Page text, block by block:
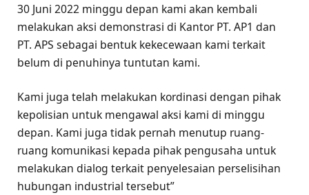
30 Juni 2022 minggu depan kami akan kembali
melakukan aksi demonstrasi di Kantor PT. AP1 dan
PT. APS sebagai bentuk kekecewaan kami terkait
belum di penuhinya tuntutan kami.
Kami juga telah melakukan kordinasi dengan pihak
kepolisian untuk mengawal aksi kami di minggu
depan. Kami juga tidak pernah menutup ruang-
ruang komunikasi kepada pihak pengusaha untuk
melakukan dialog terkait penyelesaian perselisihan
hubungan industrial tersebut”